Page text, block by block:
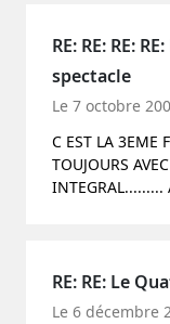
RE: RE: RE:
spectacle
Le 7 octobre
C EST LA 3EME
TOUJOURS
INTEGRAL.........
RE: RE: Le
Le 6 décembre